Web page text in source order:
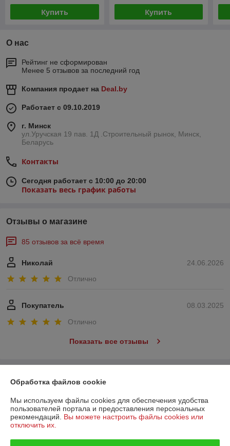
Купить Купить
О нас
Рейтинг не сформирован
Менее 5 отзывов за последний год
Компания продает на Deal.by
Работает с 09.10.2019
г. Минск
ул.Уручская 19 пав. 1Д .Строительный рынок, Минск,
Беларусь
Контакты
Сегодня работает с 10:00 до 20:00
Показать весь график работы
Отзывы о магазине
85 отзывов за всё время
24.06.2026
Николай
Отлично
08.03.2025
Покупатель
Отлично
Показать все отзывы
Контакты
Доставка и оплата
Обработка файлов cookie
Мы используем файлы cookies для обеспечения удобства
пользователей портала и предоставления персональных
рекомендаций. Вы можете настроить файлы cookies или
отключить их.